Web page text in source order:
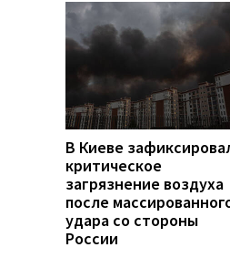
В Киеве
критическое
загрязнение воздуха
после
удара со стороны
России